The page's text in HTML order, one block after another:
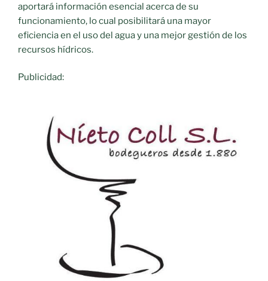
aportará información esencial acerca de su
funcionamiento, lo cual posibilitará una mayor
eficiencia en el uso del agua y una mejor gestión de los
recursos hídricos.
Publicidad: